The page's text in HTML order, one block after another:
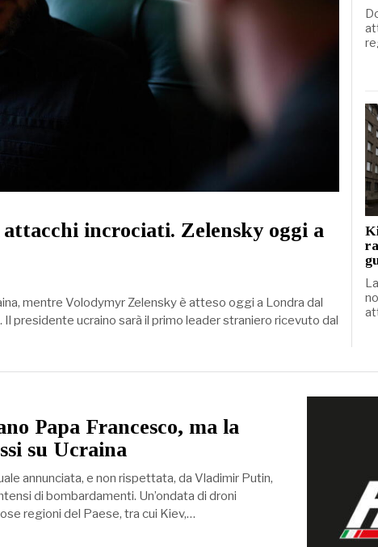
incrociati. Zelensky oggi a
mentre Volodymyr Zelensky è atteso oggi a Londra dal
presidente ucraino sarà il primo leader straniero ricevuto dal
Papa Francesco, ma la
su Ucraina
annunciata, e non rispettata, da Vladimir Putin,
di bombardamenti. Un’ondata di droni
regioni del Paese, tra cui Kiev,…